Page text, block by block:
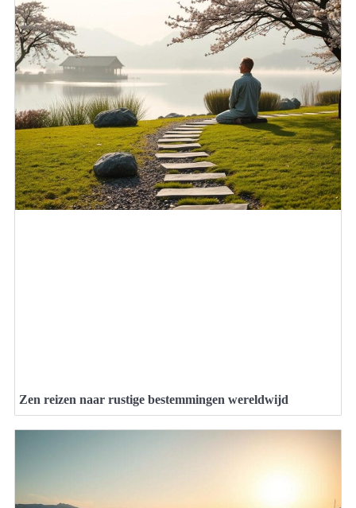
Zen reizen naar rustige bestemmingen wereldwijd